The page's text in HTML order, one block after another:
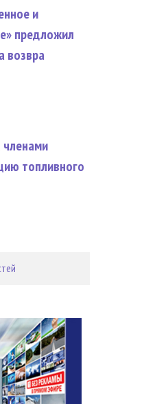
и
предложил
возвра
членами
топливного